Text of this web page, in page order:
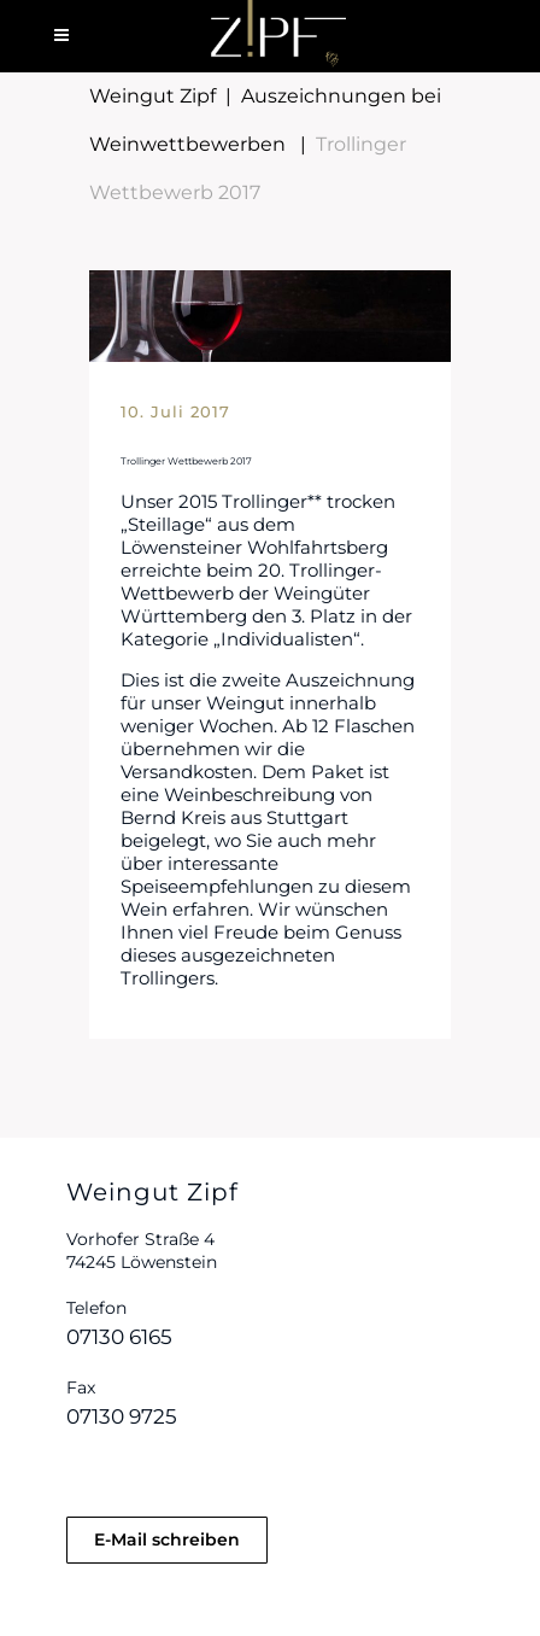
Weingut Zipf| Auszeichnungen bei
Weinwettbewerben | Trollinger
Wettbewerb 2017
10. Juli 2017
Trollinger Wettbewerb 2017
Unser 2015 Trollinger** trocken
„Steillage“ aus dem
Löwensteiner Wohlfahrtsberg
erreichte beim 20. Trollinger-
Wettbewerb der Weingüter
Württemberg den 3. Platz in der
Kategorie „Individualisten“.
Dies ist die zweite Auszeichnung
für unser Weingut innerhalb
weniger Wochen. Ab 12 Flaschen
übernehmen wir die
Versandkosten. Dem Paket ist
eine Weinbeschreibung von
Bernd Kreis aus Stuttgart
beigelegt, wo Sie auch mehr
über interessante
Speiseempfehlungen zu diesem
Wein erfahren. Wir wünschen
Ihnen viel Freude beim Genuss
dieses ausgezeichneten
Trollingers.
Weingut Zipf
Vorhofer Straße 4
74245 Löwenstein
Telefon
07130 6165
Fax
07130 9725
E-Mail schreiben